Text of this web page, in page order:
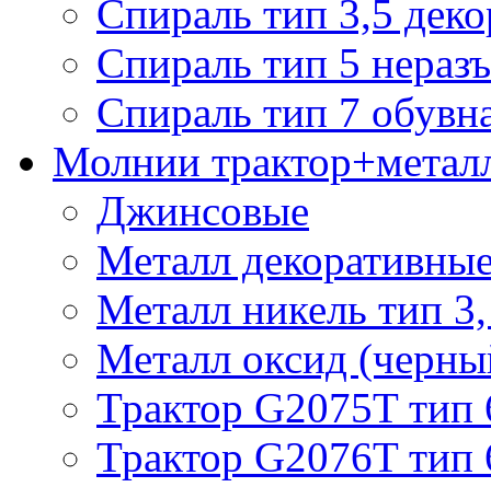
Спираль тип 3,5
Спираль тип 5
Спираль тип 7
Молнии
Джинсовые
Металл
Металл никель тип
Металл оксид
Трактор G2075T тип
Трактор G2076T тип